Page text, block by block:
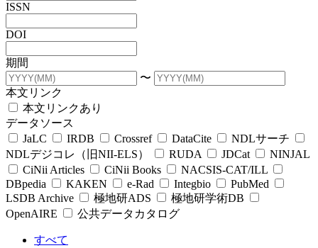
ISSN
DOI
期間
〜
本文リンク
本文リンクあり
データソース
JaLC
IRDB Crossref DataCite
NDLサーチ
NDLデジコレ（旧NII-ELS）
RUDA JDCat
NINJAL
CiNii Articles
CiNii Books
NACSIS-CAT/ILL
DBpedia
KAKEN e-Rad Integbio
PubMed
LSDB Archive
極地研ADS
極地研学術DB
OpenAIRE
公共データカタログ
すべて